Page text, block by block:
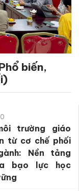
biến,
trường giáo
từ cơ chế phối
Nền tảng
bạo lực học